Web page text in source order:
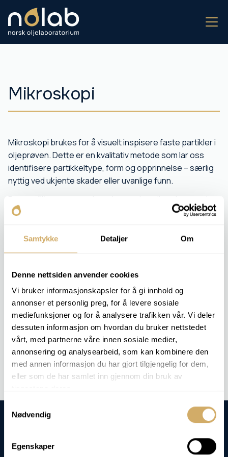
Samtykke Detaljer Om
Denne nettsiden anvender cookies
Vi bruker informasjonskapsler for å gi innhold og
annonser et personlig preg, for å levere sosiale
mediefunksjoner og for å analysere trafikken vår. Vi deler
dessuten informasjon om hvordan du bruker nettstedet
vårt, med partnerne våre innen sosiale medier,
annonsering og analysearbeid, som kan kombinere den
med annen informasjon du har gjort tilgjengelig for dem,
eller som de har samlet inn gjennom din bruk av
Nødvendig
Egenskaper
Mikroskopi
Mikroskopi brukes for å visuelt inspisere faste partikler i
oljeprøven. Dette er en kvalitativ metode som lar oss
identifisere partikkeltype, form og opprinnelse – særlig
nyttig ved ukjente skader eller uvanlige funn.
Prøven filtreres og undersøkes under mikroskop med
høy forstørrelse. Bildene dokumenteres for analyse.
forekommer, og om det er tegn til alvorlig skade som
krever umiddelbar oppfølging.
RELEVANTE ANALYSEPAKKER
Denne analysen inngår ikke noen spesiell analysepakke - men vi
kan utføre analysen på forespørsel.
Bestill analyse -Mikroskopi